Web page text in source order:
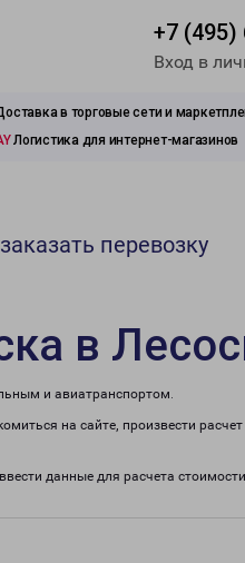
+7 (495)
Вход в
в торговые сети и
Логистика для интернет-магазинов
перевозку
в
и авиатранспортом.
на сайте, произвести
данные для расчета